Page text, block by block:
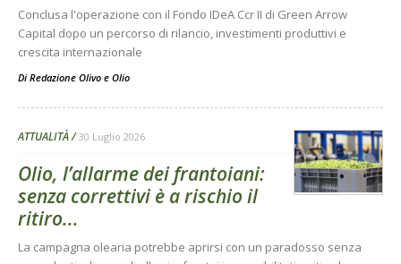
Conclusa l'operazione con il Fondo IDeA Ccr II di Green Arrow
Capital dopo un percorso di rilancio, investimenti produttivi e
crescita internazionale
Di Redazione Olivo e Olio
ATTUALITÀ 30 Luglio 2026
Olio, l’allarme dei frantoiani:
senza correttivi è a rischio il
ritiro...
La campagna olearia potrebbe aprirsi con un paradosso senza